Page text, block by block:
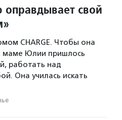
свой
CHARGE. Чтобы она
маме Юлии пришлось
работать над
Она училась искать